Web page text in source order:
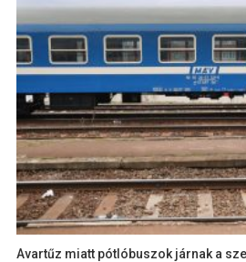
Avartűz miatt pótlóbuszok járnak a